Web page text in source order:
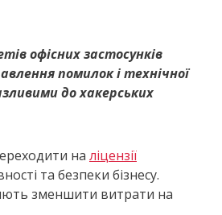
офісних застосунків
помилок і технічної
до хакерських
на ліцензії
та безпеки бізнесу.
зменшити витрати на